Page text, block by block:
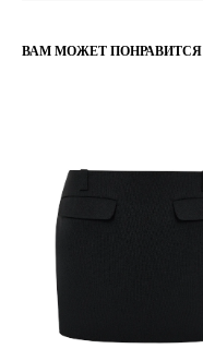
ВАМ МОЖЕТ ПОНРАВИТСЯ